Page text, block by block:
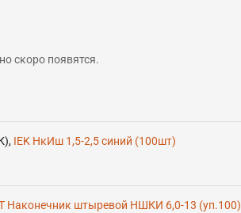
скоро появятся.
, IEK НкИш 1,5-2,5 синий (100шт)
Наконечник штыревой НШКИ 6,0-13 (уп.100)